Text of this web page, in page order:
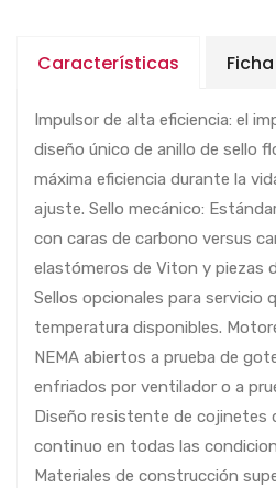
Características
Impulsor de alta eficiencia: el
diseño único de anillo de sello
máxima eficiencia durante la
ajuste. Sello mecánico:
con caras de carbono versus
elastómeros de Viton y piezas
Sellos opcionales para servicio
temperatura disponibles.
NEMA abiertos a prueba de
enfriados por ventilador o a
Diseño resistente de cojinetes
continuo en todas las
Materiales de construcción